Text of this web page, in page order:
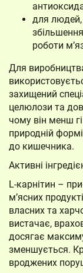
для
роботи
Для
захищений
целюлози та
чому він менш
природній
до кишечника.
Активні
L-карнітин –
м’ясних
власних та
вистачає,
досягає
зменшується.
вроджених